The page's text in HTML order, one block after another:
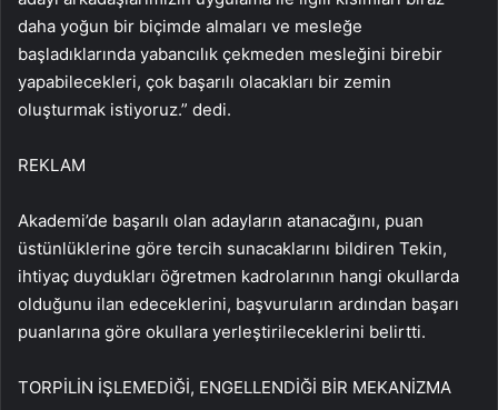
daha yoğun bir biçimde almaları ve mesleğe
başladıklarında yabancılık çekmeden mesleğini birebir
yapabilecekleri, çok başarılı olacakları bir zemin
oluşturmak istiyoruz.” dedi.
REKLAM
Akademi’de başarılı olan adayların atanacağını, puan
üstünlüklerine göre tercih sunacaklarını bildiren Tekin,
ihtiyaç duydukları öğretmen kadrolarının hangi okullarda
olduğunu ilan edeceklerini, başvuruların ardından başarı
puanlarına göre okullara yerleştirileceklerini belirtti.
TORPİLİN İŞLEMEDİĞİ, ENGELLENDİĞİ BİR MEKANİZMA